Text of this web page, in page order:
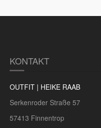
KONTAKT
OUTFIT | HEIKE RAAB
Serkenroder Straße 57
57413 Finnentrop